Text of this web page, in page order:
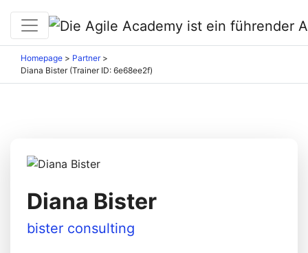
Homepage > Partner>
Diana Bister (Trainer ID: 6e68ee2f)
Diana Bister
bister consulting